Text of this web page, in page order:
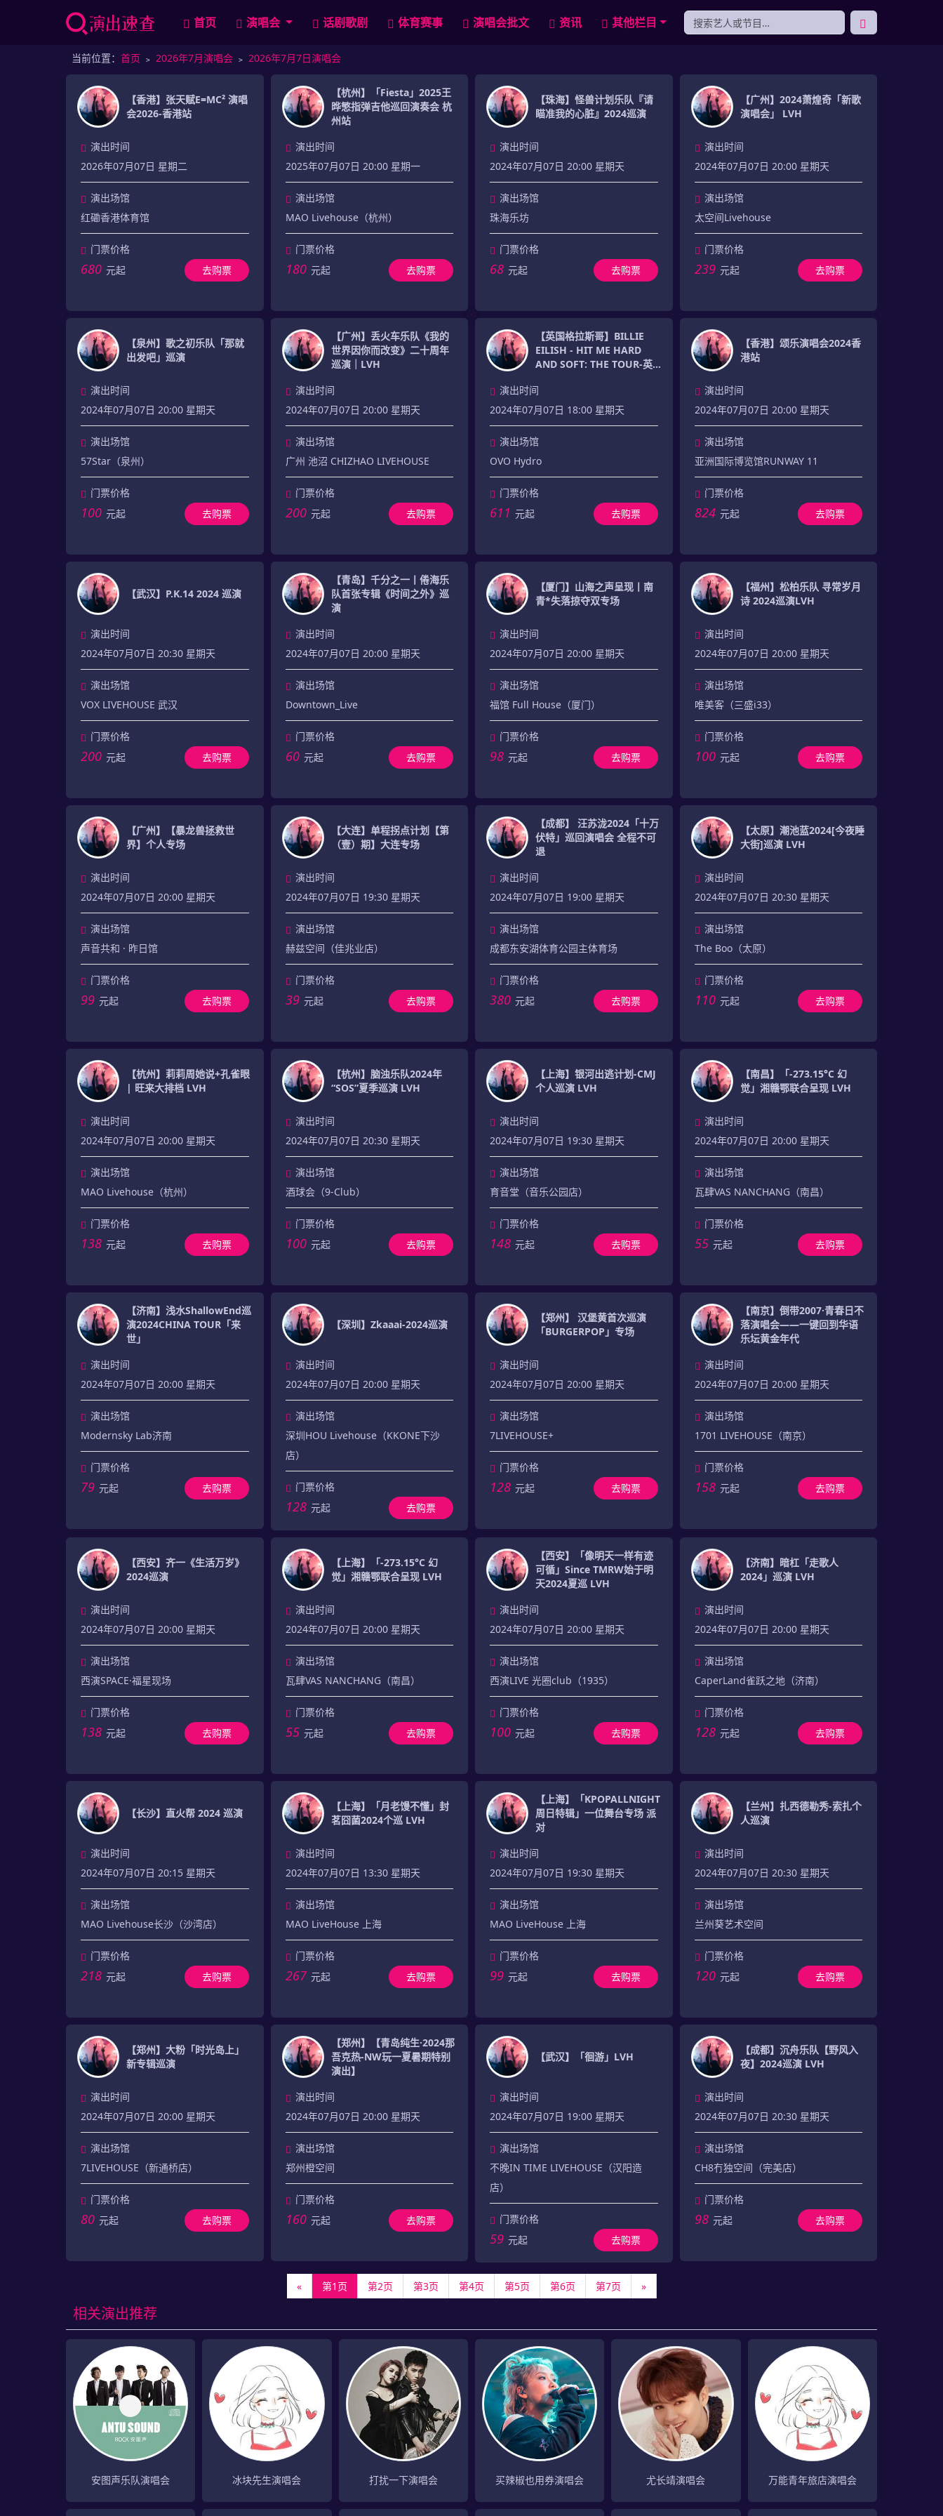
首页 演唱会 话剧歌剧 体育赛事 演唱会批文 资讯 其他栏目
当前位置： 首页 ﹥ 2026年7月演唱会 ﹥ 2026年7月7日演唱会
【香港】张天赋E=MC² 演唱
会2026-香港站
演出时间
2026年07月07日 星期二
演出场馆
红磡香港体育馆
门票价格
680 元起 去购票
【杭州】「Fiesta」2025王
晔慜指弹吉他巡回演奏会 杭
州站
演出时间
2025年07月07日 20:00 星期一
演出场馆
MAO Livehouse（杭州）
门票价格
180 元起 去购票
【珠海】怪兽计划乐队『请
瞄准我的心脏』2024巡演
演出时间
2024年07月07日 20:00 星期天
演出场馆
珠海乐坊
门票价格
68 元起 去购票
【广州】2024萧煌奇「新歌
演唱会」 LVH
演出时间
2024年07月07日 20:00 星期天
演出场馆
太空间Livehouse
门票价格
239 元起 去购票
【泉州】歌之初乐队「那就
出发吧」巡演
演出时间
2024年07月07日 20:00 星期天
演出场馆
57Star（泉州）
门票价格
100 元起 去购票
【广州】丢火车乐队《我的
世界因你而改变》二十周年
巡演｜LVH
演出时间
2024年07月07日 20:00 星期天
演出场馆
广州 池沼 CHIZHAO LIVEHOUSE
门票价格
200 元起 去购票
【英国格拉斯哥】BILLIE
EILISH - HIT ME HARD
AND SOFT: THE TOUR-英
演出时间
2024年07月07日 18:00 星期天
演出场馆
OVO Hydro
门票价格
611 元起 去购票
【香港】颂乐演唱会2024香
港站
演出时间
2024年07月07日 20:00 星期天
演出场馆
亚洲国际博览馆RUNWAY 11
门票价格
824 元起 去购票
【武汉】P.K.14 2024 巡演
演出时间
2024年07月07日 20:30 星期天
演出场馆
VOX LIVEHOUSE 武汉
门票价格
200 元起 去购票
【青岛】千分之一丨倦海乐
队首张专辑《时间之外》巡
演
演出时间
2024年07月07日 20:00 星期天
演出场馆
Downtown_Live
门票价格
60 元起 去购票
【厦门】山海之声呈现丨南
青*失落掠夺双专场
演出时间
2024年07月07日 20:00 星期天
演出场馆
福馆 Full House（厦门）
门票价格
98 元起 去购票
【福州】松柏乐队 寻常岁月
诗 2024巡演LVH
演出时间
2024年07月07日 20:00 星期天
演出场馆
唯美客（三盛i33）
门票价格
100 元起 去购票
【广州】【暴龙兽拯救世
界】个人专场
演出时间
2024年07月07日 20:00 星期天
演出场馆
声音共和 · 昨日馆
门票价格
99 元起 去购票
【大连】单程拐点计划【第
（壹）期】大连专场
演出时间
2024年07月07日 19:30 星期天
演出场馆
赫兹空间（佳兆业店）
门票价格
39 元起 去购票
【成都】 汪苏泷2024「十万
伏特」巡回演唱会 全程不可
退
演出时间
2024年07月07日 19:00 星期天
演出场馆
成都东安湖体育公园主体育场
门票价格
380 元起 去购票
【太原】潮池蓝2024[今夜睡
大街]巡演 LVH
演出时间
2024年07月07日 20:30 星期天
演出场馆
The Boo（太原）
门票价格
110 元起 去购票
【杭州】莉莉周她说+孔雀眼
| 旺来大排档 LVH
演出时间
2024年07月07日 20:00 星期天
演出场馆
MAO Livehouse（杭州）
门票价格
138 元起 去购票
【杭州】脑浊乐队2024年
“SOS”夏季巡演 LVH
演出时间
2024年07月07日 20:30 星期天
演出场馆
酒球会（9-Club）
门票价格
100 元起 去购票
【上海】银河出逃计划-CMJ
个人巡演 LVH
演出时间
2024年07月07日 19:30 星期天
演出场馆
育音堂（音乐公园店）
门票价格
148 元起 去购票
【南昌】「-273.15°C 幻
觉」湘赣鄂联合呈现 LVH
演出时间
2024年07月07日 20:00 星期天
演出场馆
瓦肆VAS NANCHANG（南昌）
门票价格
55 元起 去购票
【济南】浅水ShallowEnd巡
演2024CHINA TOUR「来
世」
演出时间
2024年07月07日 20:00 星期天
演出场馆
Modernsky Lab济南
门票价格
79 元起 去购票
【深圳】Zkaaai-2024巡演
演出时间
2024年07月07日 20:00 星期天
演出场馆
深圳HOU Livehouse（KKONE下沙
店）
门票价格
128 元起 去购票
【郑州】 汉堡黄首次巡演
「BURGERPOP」专场
演出时间
2024年07月07日 20:00 星期天
演出场馆
7LIVEHOUSE+
门票价格
128 元起 去购票
【南京】倒带2007·青春日不
落演唱会——一键回到华语
乐坛黄金年代
演出时间
2024年07月07日 20:00 星期天
演出场馆
1701 LIVEHOUSE（南京）
门票价格
158 元起 去购票
【西安】齐一《生活万岁》
2024巡演
演出时间
2024年07月07日 20:00 星期天
演出场馆
西演SPACE·福星现场
门票价格
138 元起 去购票
【上海】「-273.15°C 幻
觉」湘赣鄂联合呈现 LVH
演出时间
2024年07月07日 20:00 星期天
演出场馆
瓦肆VAS NANCHANG（南昌）
门票价格
55 元起 去购票
【西安】「像明天一样有迹
可循」Since TMRW始于明
天2024夏巡 LVH
演出时间
2024年07月07日 20:00 星期天
演出场馆
西演LIVE 光圈club（1935）
门票价格
100 元起 去购票
【济南】暗杠「走歌人
2024」巡演 LVH
演出时间
2024年07月07日 20:00 星期天
演出场馆
CaperLand雀跃之地（济南）
门票价格
128 元起 去购票
【长沙】直火帮 2024 巡演
演出时间
2024年07月07日 20:15 星期天
演出场馆
MAO Livehouse长沙（沙湾店）
门票价格
218 元起 去购票
【上海】「月老馒不懂」封
茗囧菌2024个巡 LVH
演出时间
2024年07月07日 13:30 星期天
演出场馆
MAO LiveHouse 上海
门票价格
267 元起 去购票
【上海】「KPOPALLNIGHT
周日特辑」一位舞台专场 派
对
演出时间
2024年07月07日 19:30 星期天
演出场馆
MAO LiveHouse 上海
门票价格
99 元起 去购票
【兰州】扎西德勒秀-索扎个
人巡演
演出时间
2024年07月07日 20:30 星期天
演出场馆
兰州葵艺术空间
门票价格
120 元起 去购票
【郑州】大粉「时光岛上」
新专辑巡演
演出时间
2024年07月07日 20:00 星期天
演出场馆
7LIVEHOUSE（新通桥店）
门票价格
80 元起 去购票
【郑州】【青岛纯生·2024那
吾克热-NW玩一夏暑期特别
演出】
演出时间
2024年07月07日 20:00 星期天
演出场馆
郑州橙空间
门票价格
160 元起 去购票
【武汉】「徊游」LVH
演出时间
2024年07月07日 19:00 星期天
演出场馆
不晚IN TIME LIVEHOUSE（汉阳造
店）
门票价格
59 元起 去购票
【成都】沉舟乐队【野风入
夜】2024巡演 LVH
演出时间
2024年07月07日 20:30 星期天
演出场馆
CH8冇独空间（完美店）
门票价格
98 元起 去购票
« 第1页 第2页 第3页 第4页 第5页 第6页 第7页 »
相关演出推荐
安图声乐队演唱会 冰块先生演唱会 打扰一下演唱会 买辣椒也用券演唱会 尤长靖演唱会 万能青年旅店演唱会